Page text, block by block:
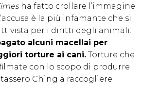
ha fatto crollare l’immagine
è la più infamante che si
per i diritti degli animali:
alcuni macellai per
torture ai cani. Torture che
con lo scopo di produrre
Ching a raccogliere